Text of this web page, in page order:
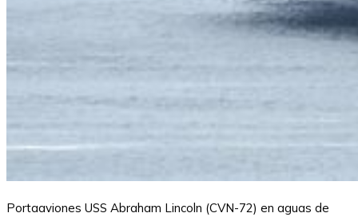
Portaaviones USS Abraham Lincoln (CVN-72) en aguas de